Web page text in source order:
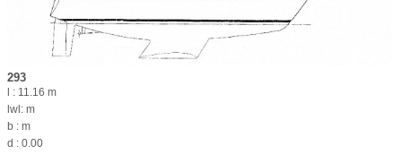
293
l : 11.16 m
lwl: m
b : m
d : 0.00